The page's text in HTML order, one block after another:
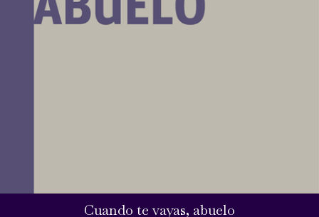
Cuando te vayas, abuelo